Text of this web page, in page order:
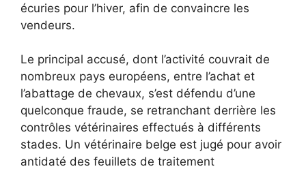
écuries pour l’hiver, afin de convaincre les
vendeurs.
Le principal accusé, dont l’activité couvrait de
nombreux pays européens, entre l’achat et
l’abattage de chevaux, s’est défendu d’une
quelconque fraude, se retranchant derrière les
contrôles vétérinaires effectués à différents
stades. Un vétérinaire belge est jugé pour avoir
antidaté des feuillets de traitement